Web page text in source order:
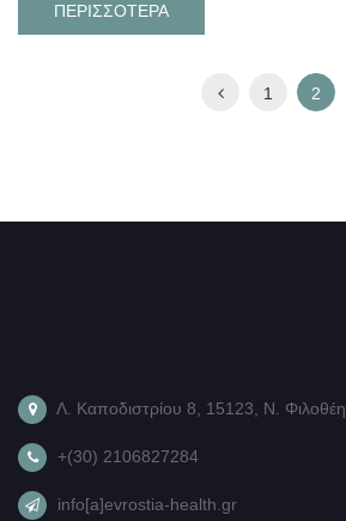
ΠΕΡΙΣΣΟΤΕΡΑ
1 2
Λ. Καποδιστρίου 8, 15123, Ν. Φιλοθέη
+(30) 2106827284
info[a]evrostia-health.gr